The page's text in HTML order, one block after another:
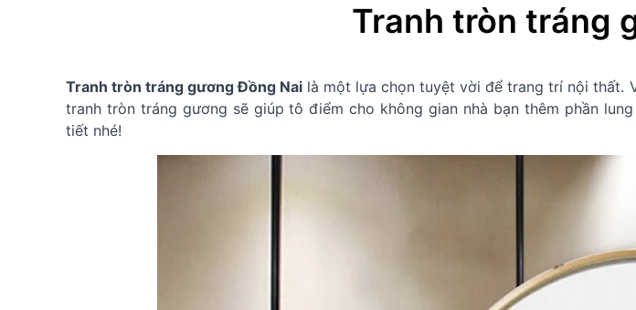
Tranh tròn tráng
Tranh tròn tráng gương Đồng Nai là một lựa chọn tuyệt vời để trang trí nội thất.
tranh tròn tráng gương sẽ giúp tô điểm cho không gian nhà bạn thêm phần
tiết nhé!